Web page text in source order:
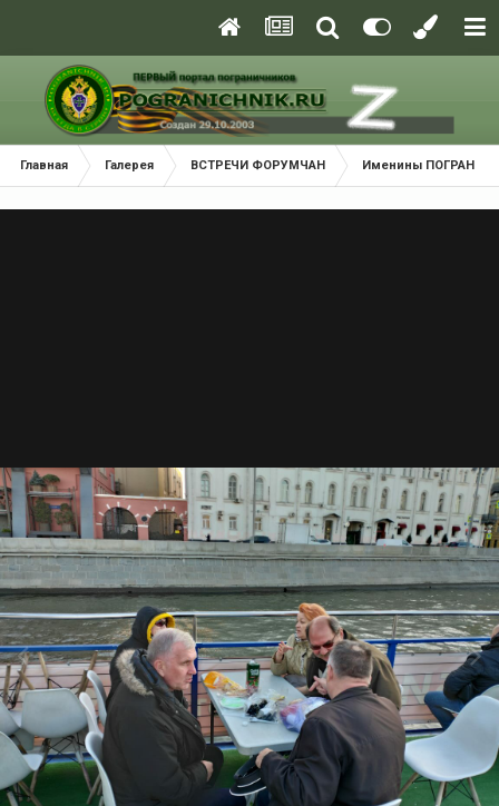
Главная Галерея ВСТРЕЧИ ФОРУМЧАН Именины